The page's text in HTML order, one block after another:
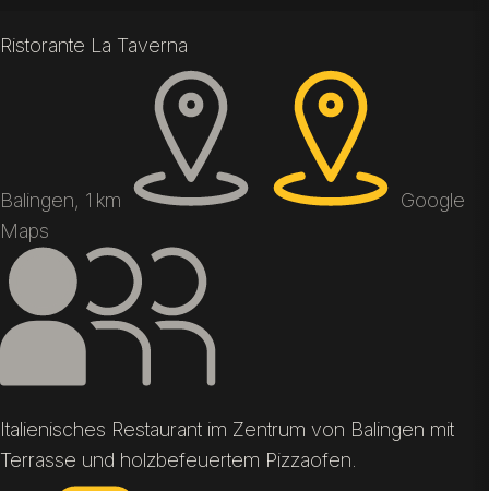
Ristorante La Taverna
Balingen, 1 km
Google
Maps
Italienisches Restaurant im Zentrum von Balingen mit
Terrasse und holzbefeuertem Pizzaofen.